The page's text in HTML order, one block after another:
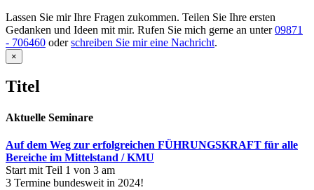
Lassen Sie mir Ihre Fragen zukommen. Teilen Sie Ihre ersten
Gedanken und Ideen mit mir. Rufen Sie mich gerne an unter09871
- 706460 oderschreiben Sie mir eine Nachricht.
Close
product
view
×
Titel
Aktuelle Seminare
Auf dem Weg zur erfolgreichen FÜHRUNGSKRAFT für alle
Bereiche im Mittelstand / KMU
Start mit Teil 1 von 3 am
3 Termine bundesweit in 2024!